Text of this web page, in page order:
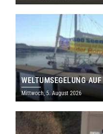
WELTUMSEGELUNG
Mittwoch, 5. August 2026